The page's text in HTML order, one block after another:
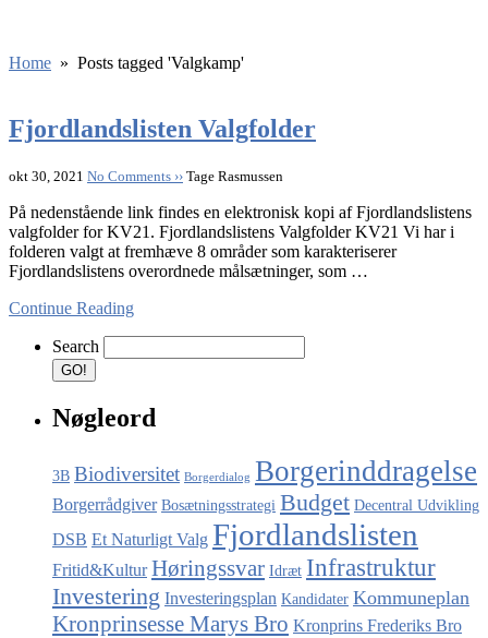
Home » Posts tagged 'Valgkamp'
Fjordlandslisten Valgfolder
okt 30, 2021 No Comments ›› Tage Rasmussen
På nedenstående link findes en elektronisk kopi af Fjordlandslistens
valgfolder for KV21. Fjordlandslistens Valgfolder KV21 Vi har i
folderen valgt at fremhæve 8 områder som karakteriserer
Fjordlandslistens overordnede målsætninger, som …
Continue Reading
Search
Nøgleord
3B Biodiversitet Borgerdialog Borgerinddragelse
Borgerrådgiver Bosætningsstrategi Budget Decentral Udvikling
DSB Et Naturligt Valg Fjordlandslisten
Fritid&Kultur Høringssvar Idræt Infrastruktur
Investering Investeringsplan Kandidater Kommuneplan
Kronprinsesse Marys Bro Kronprins Frederiks Bro